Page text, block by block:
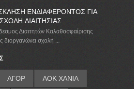
ΕΝΔΙΑΦΕΡΟΝΤΟΣ ΓΙΑ
ΔΙΑΙΤΗΣΙΑΣ
Διαιτητών Καλαθοσφαίρισης
διοργανώνει σχολή ...
ΑΓΟΡ ΑΟΚ ΧΑΝΙΑ